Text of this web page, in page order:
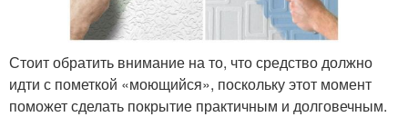
Стоит обратить внимание на то, что средство должно
идти с пометкой «моющийся», поскольку этот момент
поможет сделать покрытие практичным и долговечным.